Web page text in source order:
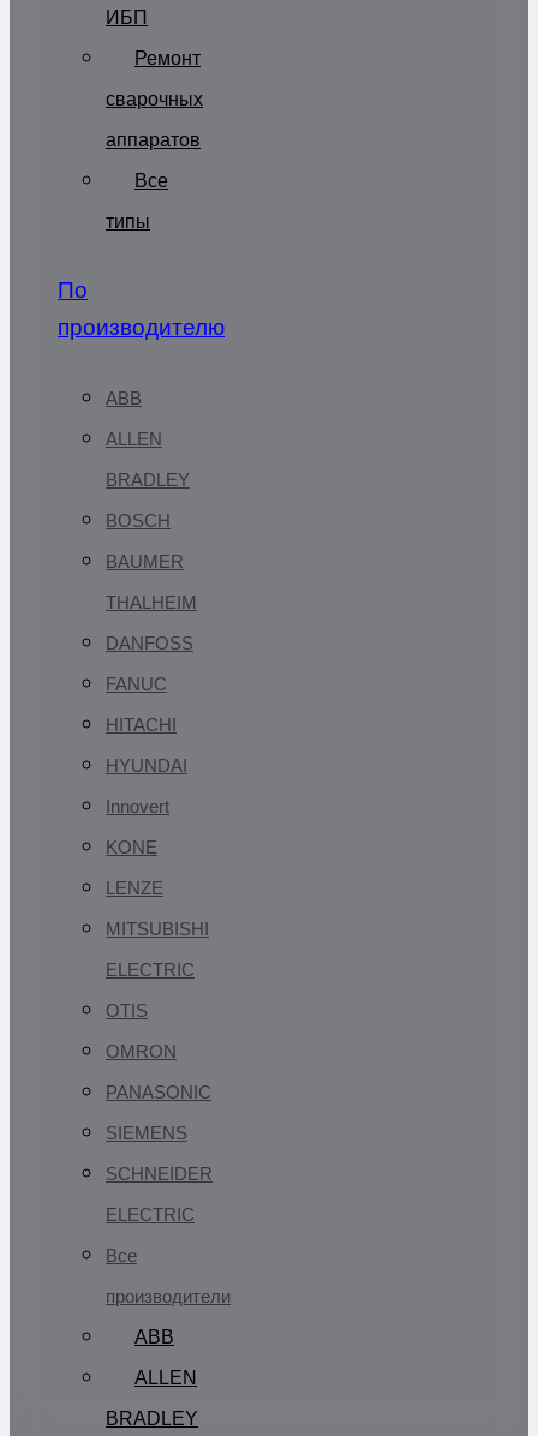
ИБП
Ремонт
сварочных
аппаратов
Все
типы
По
производителю
ABB
ALLEN
BRADLEY
BOSCH
BAUMER
THALHEIM
DANFOSS
FANUC
HITACHI
HYUNDAI
Innovert
KONE
LENZE
MITSUBISHI
ELECTRIC
OTIS
OMRON
PANASONIC
SIEMENS
SCHNEIDER
ELECTRIC
Все
производители
ABB
ALLEN
BRADLEY